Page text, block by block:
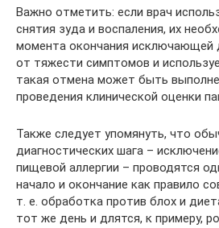
Важно отметить: если врач
снятия зуда и воспаления, их
момента окончания исключающей
от тяжести симптомов и
такая отмена может быть
проведения клинической оценки
Также следует упомянуть, что
диагностических шага –
пищевой аллергии – проводятся
начало и окончание как правило
т. е. обработка против блох и
тот же день и длятся, к примеру,